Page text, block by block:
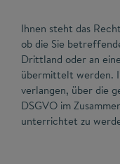
Ihnen steht das
ob die Sie
Drittland oder an
übermittelt werden.
verlangen, über die
DSGVO im
unterrichtet zu